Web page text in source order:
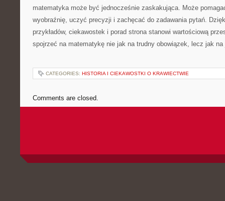
matematyka może być jednocześnie zaskakująca. Może
wyobraźnię, uczyć precyzji i zachęcać do zadawania pytań.
przykładów, ciekawostek i porad strona stanowi wartościową
spojrzeć na matematykę nie jak na trudny obowiązek, lecz jak
CATEGORIES: HISTORIA I CIEKAWOSTKI O KRAWIECTWIE
Comments are closed.